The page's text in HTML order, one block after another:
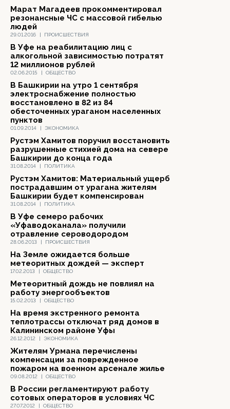
29.01.2016 | ПРОИСШЕСТВИЯ
Марат Магадеев прокомментировал
резонансные ЧС с массовой гибелью
людей
02.06.2015 | ОБЩЕСТВО
В Уфе на реабилитацию лиц с
алкогольной зависимостью потратят
12 миллионов рублей
01.09.2014 | ЭКОНОМИКА
В Башкирии на утро 1 сентября
электроснабжение полностью
восстановлено в 82 из 84
обесточенных ураганом населенных
пунктов
31.08.2014 | ПОЛИТИКА
Рустэм Хамитов поручил восстановить
разрушенные стихией дома на севере
Башкирии до конца года
31.08.2014 | ПОЛИТИКА
Рустэм Хамитов: Материальный ущерб
пострадавшим от урагана жителям
Башкирии будет компенсирован
28.06.2013 | ПРОИСШЕСТВИЯ
В Уфе семеро рабочих
«Уфаводоканала» получили
отравление сероводородом
17.02.2013 | ОБЩЕСТВО
На Земле ожидается больше
метеоритных дождей — эксперт
15.02.2013 | ОБЩЕСТВО
Метеоритный дождь не повлиял на
работу энергообъектов
26.12.2012 | ЭКОНОМИКА
На время экстренного ремонта
теплотрассы отключат ряд домов в
Калининском районе Уфы
09.08.2012 | ОБЩЕСТВО
Жителям Урмана перечислены
компенсации за поврежденное
пожаром на военном арсенале жилье
27.07.2012 | ОБЩЕСТВО
В России регламентируют работу
сотовых операторов в условиях ЧС